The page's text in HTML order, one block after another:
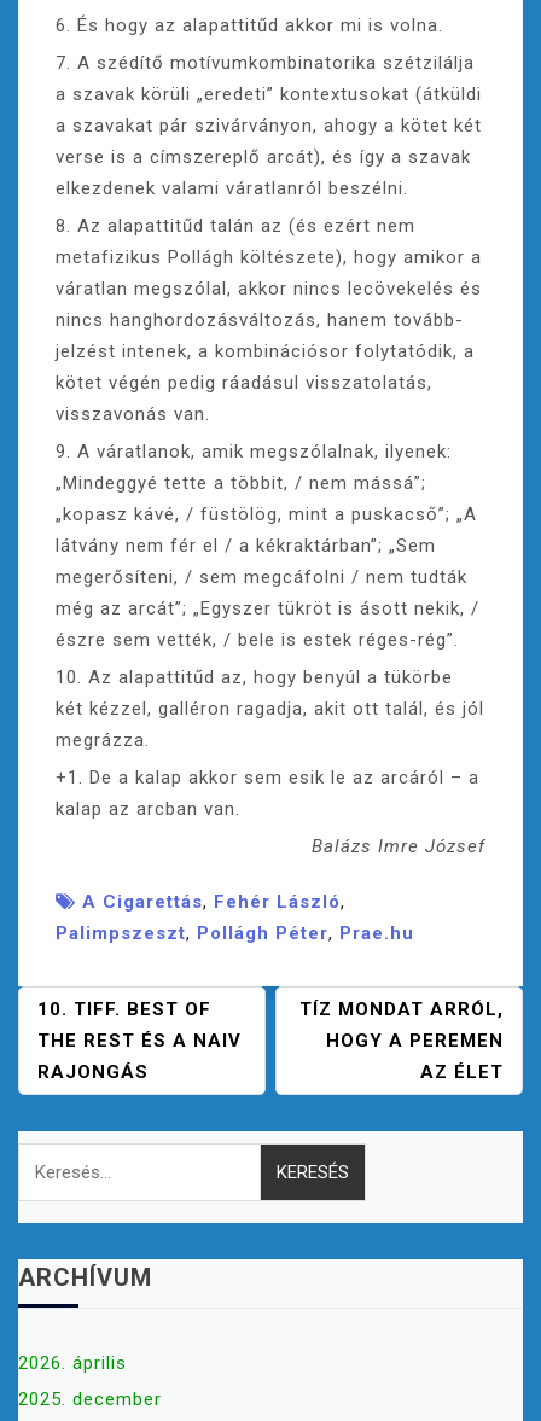
6. És hogy az alapattitűd akkor mi is volna.
7. A szédítő motívumkombinatorika szétzilálja
a szavak körüli „eredeti” kontextusokat (átküldi
a szavakat pár szivárványon, ahogy a kötet két
verse is a címszereplő arcát), és így a szavak
elkezdenek valami váratlanról beszélni.
8. Az alapattitűd talán az (és ezért nem
metafizikus Pollágh költészete), hogy amikor a
váratlan megszólal, akkor nincs lecövekelés és
nincs hanghordozásváltozás, hanem tovább-
jelzést intenek, a kombinációsor folytatódik, a
kötet végén pedig ráadásul visszatolatás,
visszavonás van.
9. A váratlanok, amik megszólalnak, ilyenek:
„Mindeggyé tette a többit, / nem mássá”;
„kopasz kávé, / füstölög, mint a puskacső”; „A
látvány nem fér el / a kékraktárban”; „Sem
megerősíteni, / sem megcáfolni / nem tudták
még az arcát”; „Egyszer tükröt is ásott nekik, /
észre sem vették, / bele is estek réges-rég”.
10. Az alapattitűd az, hogy benyúl a tükörbe
két kézzel, galléron ragadja, akit ott talál, és jól
megrázza.
+1. De a kalap akkor sem esik le az arcáról – a
kalap az arcban van.
Balázs Imre József
A Cigarettás, Fehér László,
Palimpszeszt, Pollágh Péter, Prae.hu
B
E
J
E
G
Y
Z
É
N
A
I
G
10. TIFF. BEST OF
THE REST ÉS A NAIV
RAJONGÁS
TÍZ MONDAT ARRÓL,
HOGY A PEREMEN
AZ ÉLET
Keresés:
ARCHÍVUM
2026. április
2025. december